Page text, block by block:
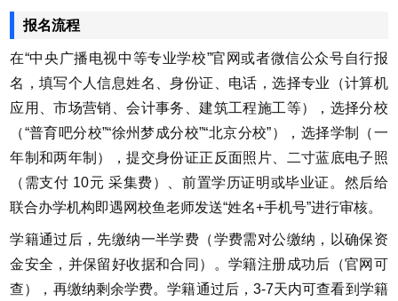
报名流程
在“中央广播电视中等专业学校”官网或者微信公众号自行报
名，填写个人信息姓名、身份证、电话，选择专业（计算机
应用、市场营销、会计事务、建筑工程施工等），选择分校
（“普育吧分校”“徐州梦成分校”“北京分校”），选择学制（一
年制和两年制），提交身份证正反面照片、二寸蓝底电子照
（需支付 10元 采集费）、前置学历证明或毕业证。然后给
联合办学机构即遇网校鱼老师发送“姓名+手机号”进行审核。
学籍通过后，先缴纳一半学费（学费需对公缴纳，以确保资
金安全，并保留好收据和合同）。学籍注册成功后（官网可
查），再缴纳剩余学费。学籍通过后，3-7天内可查看到学籍